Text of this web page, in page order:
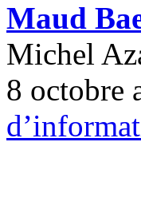
Maud
Michel
8 octobre